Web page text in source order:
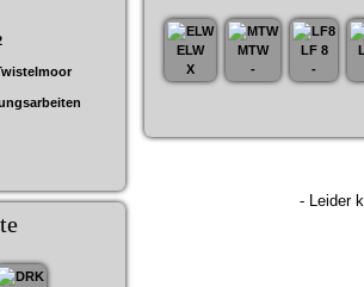
ELW
X
MTW
-
LF 8
-
- Leider